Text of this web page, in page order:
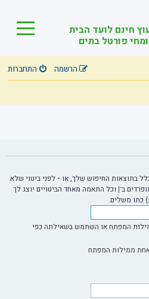
חינם לועד הבית
פורטל בתים
התחברות
הרשמה
בתוצאות החיפוש שלך, או - לפני ביטוי שלא
ב־| וכל התאמה מאחד הביטויים יוצג לך
כתו משלים.
המפתח או השתמש בשאילתה כפי
ממילות המפתח